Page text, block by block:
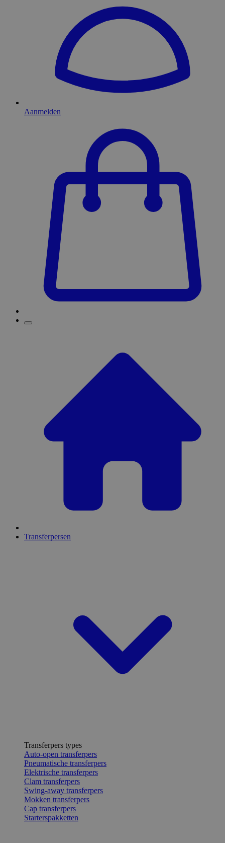
Aanmelden
Transferpersen
Transferpers types
Auto-open transferpers
Pneumatische transferpers
Elektrische transferpers
Clam transferpers
Swing-away transferpers
Mokken transferpers
Cap transferpers
Starterspakketten